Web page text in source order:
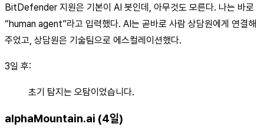
BitDefender 지원은 기본이 AI 봇인데, 아무것도 모른다. 나는 바로
“human agent”라고 입력했다. AI는 곧바로 사람 상담원에게 연결해
주었고, 상담원은 기술팀으로 에스컬레이션했다.
3일 후:
초기 탐지는 오탐이었습니다.
alphaMountain.ai (4일)